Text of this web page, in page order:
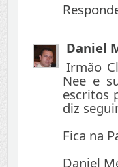
Daniel
Irmão
Nee e
escritos
diz
Fica na
Daniel